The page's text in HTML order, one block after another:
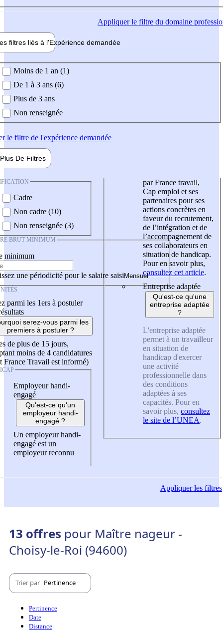
Appliquerle filtre du domaine
filtres liés à l'Expérience demandée
demandée
Moins de 1 an (1)
De 1 à 3 ans (6)
Plus de 3 ans
Non renseignée
le filtre de l'expérience demandée
Plus De Filtres
Cadre
Non cadre (10)
Non renseignée (3)
BRUT MINIMUM
minimum
une périodicité pour le salaire saisi
parmi les 1ers à postuler
serez-vous parmi les
premiers à postuler ?
de plus de 15 jours,
moins de 4 candidatures
France Travail est informé)
Employeur handi-
engagé
Qu'est-ce qu'un
employeur handi-
engagé ?
Un employeur handi-
engagé est un
employeur reconnu
par France travail,
Cap emploi et ses
partenaires pour ses
actions concrètes en
faveur du recrutement,
de l’intégration et de
l’accompagnement de
ses collaborateurs en
situation de handicap.
Pour en savoir plus,
consultez cet article.
Entreprise adaptée
Qu'est-ce qu'une
entreprise adaptée
?
L'entreprise adaptée
permet à un travailleur
en situation de
handicap d'exercer
une activité
professionnelle dans
des conditions
adaptées à ses
capacités. Pour en
savoir plus, consultez
le site de l’UNEA.
Appliquerles filtres
13 offres pour Maître nageur -
Choisy-le-Roi (94600)
Trier par Pertinence
Pertinence
Date
Distance